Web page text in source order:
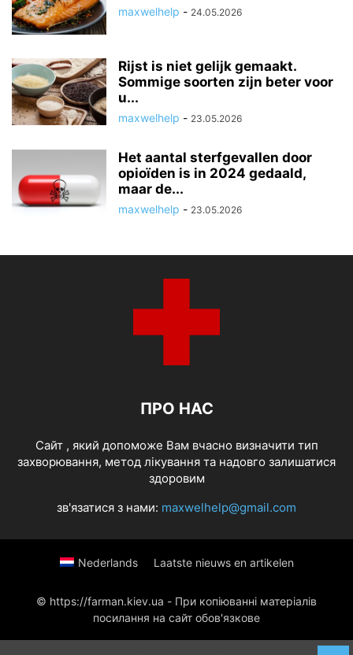
maxwelhelp - 24.05.2026
Rijst is niet gelijk gemaakt.
Sommige soorten zijn beter voor
u...
maxwelhelp - 23.05.2026
Het aantal sterfgevallen door
opioïden is in 2024 gedaald,
maar de...
maxwelhelp - 23.05.2026
ПРО НАС
Cайт , який допоможе Вам вчасно визначити тип
захворювання, метод лікування та надовго залишатися
здоровим
зв'язатися з нами: maxwelhelp@gmail.com
Nederlands Laatste nieuws en artikelen
© https://farman.kiev.ua - При копіюванні матеріалів
посилання на сайт обов'язкове